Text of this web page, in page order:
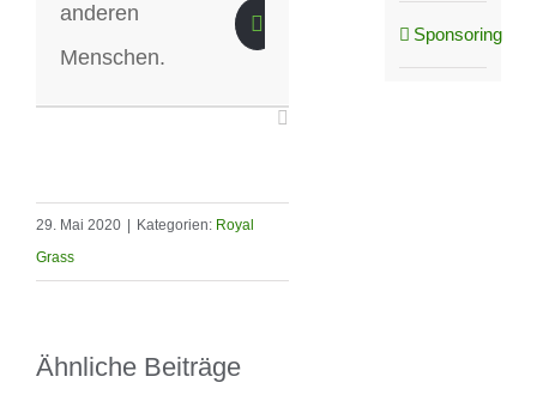
anderen
Menschen.
29. Mai 2020 Kategorien: Royal
Grass
Ähnliche Beiträge
Sponsoring